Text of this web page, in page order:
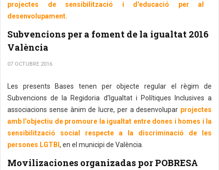
projectes de sensibilització i d'educació per al
desenvolupament.
Subvencions per a foment de la igualtat 2016
València
07 OCTUBRE 2016
Les presents Bases tenen per objecte regular el règim de
Subvencions de la Regidoria d’Igualtat i Polítiques Inclusives a
associacions sense ànim de lucre, per a desenvolupar projectes
amb l’objectiu de promoure la igualtat entre dones i homes i la
sensibilització social respecte a la discriminació de les
persones LGTBI , en el municipi de València.
Movilizaciones organizadas por POBRESA